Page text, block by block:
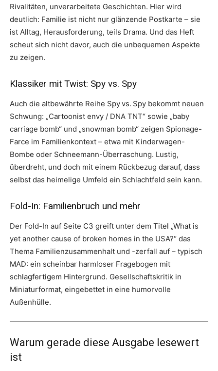
Rivalitäten, unverarbeitete Geschichten. Hier wird
deutlich: Familie ist nicht nur glänzende Postkarte – sie
ist Alltag, Herausforderung, teils Drama. Und das Heft
scheut sich nicht davor, auch die unbequemen Aspekte
zu zeigen.
Klassiker mit Twist: Spy vs. Spy
Auch die altbewährte Reihe Spy vs. Spy bekommt neuen
Schwung: „Cartoonist envy / DNA TNT“ sowie „baby
carriage bomb“ und „snowman bomb“ zeigen Spionage-
Farce im Familienkontext – etwa mit Kinderwagen-
Bombe oder Schneemann-Überraschung. Lustig,
überdreht, und doch mit einem Rückbezug darauf, dass
selbst das heimelige Umfeld ein Schlachtfeld sein kann.
Fold-In: Familienbruch und mehr
Der Fold-In auf Seite C3 greift unter dem Titel „What is
yet another cause of broken homes in the USA?“ das
Thema Familienzusammenhalt und -zerfall auf – typisch
MAD: ein scheinbar harmloser Fragebogen mit
schlagfertigem Hintergrund. Gesellschaftskritik in
Miniaturformat, eingebettet in eine humorvolle
Außenhülle.
Warum gerade diese Ausgabe lese­wert
ist